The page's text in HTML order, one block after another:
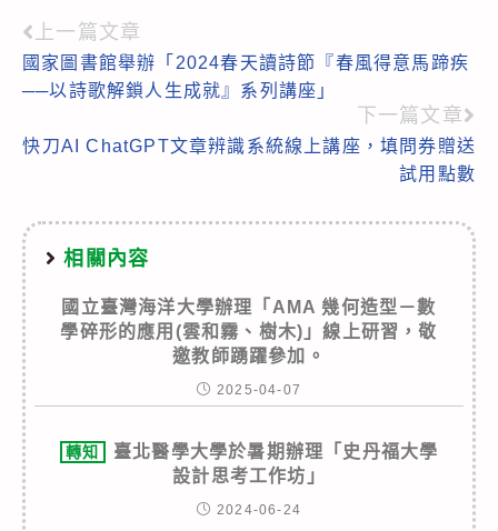
Read
more
上一篇文章
國家圖書館舉辦「2024春天讀詩節『春風得意馬蹄疾
──以詩歌解鎖人生成就』系列講座」
下一篇文章
快刀AI ChatGPT文章辨識系統線上講座，填問券贈送
試用點數
相關內容
國立臺灣海洋大學辦理「AMA 幾何造型－數
學碎形的應用(雲和霧、樹木)」線上研習，敬
邀教師踴躍參加。
2025-04-07
轉知
臺北醫學大學於暑期辦理「史丹福大學
設計思考工作坊」
2024-06-24